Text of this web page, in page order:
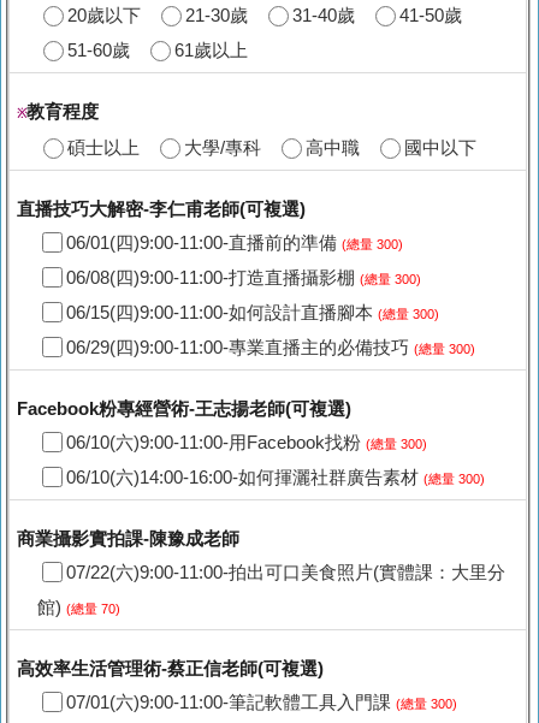
20歲以下 21-30歲 31-40歲
41-50歲
51-60歲
61歲以上
※教育程度
碩士以上 大學/專科 高中職 國中以下
直播技巧大解密-李仁甫老師(可複選)
06/01(四)9:00-11:00-直播前的準備 (總量 300)
06/08(四)9:00-11:00-打造直播攝影棚 (總量 300)
06/15(四)9:00-11:00-如何設計直播腳本 (總量 300)
06/29(四)9:00-11:00-專業直播主的必備技巧 (總量 300)
Facebook粉專經營術-王志揚老師(可複選)
06/10(六)9:00-11:00-用Facebook找粉 (總量 300)
06/10(六)14:00-16:00-如何揮灑社群廣告素材 (總量 300)
商業攝影實拍課-陳豫成老師
07/22(六)9:00-11:00-拍出可口美食照片(實體課：大里分
館) (總量 70)
高效率生活管理術-蔡正信老師(可複選)
07/01(六)9:00-11:00-筆記軟體工具入門課 (總量 300)